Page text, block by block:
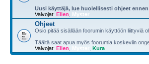
Uusi käyttäjä, lue huolellisesti ohjeet
Valvojat: Ellen Myster
Ohjeet
Osio pitää sisällään foorumin käyttöön liittyviä
Täältä saat apua myös foorumia koskeviin
Valvojat: Ellen Kura